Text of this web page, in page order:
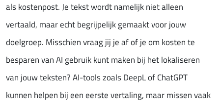
als kostenpost. Je tekst wordt namelijk niet alleen
vertaald, maar echt begrijpelijk gemaakt voor jouw
doelgroep. Misschien vraag jij je af of je om kosten te
besparen van AI gebruik kunt maken bij het lokaliseren
van jouw teksten? AI-tools zoals DeepL of ChatGPT
kunnen helpen bij een eerste vertaling, maar missen vaak